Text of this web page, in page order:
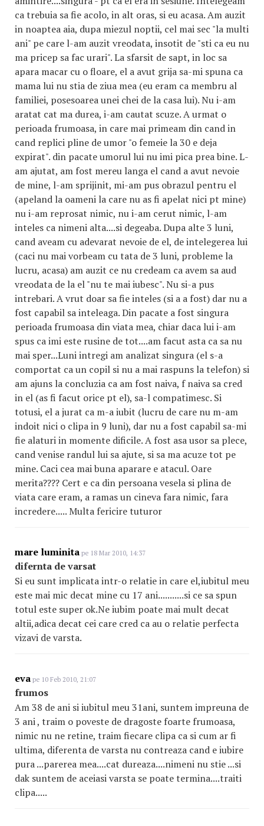
ca trebuia sa fie acolo, in alt oras, si eu acasa. Am auzit
in noaptea aia, dupa miezul noptii, cel mai sec "la multi
ani" pe care l-am auzit vreodata, insotit de "sti ca eu nu
ma pricep sa fac urari". La sfarsit de sapt, in loc sa
apara macar cu o floare, el a avut grija sa-mi spuna ca
mama lui nu stia de ziua mea (eu eram ca membru al
familiei, posesoarea unei chei de la casa lui). Nu i-am
aratat cat ma durea, i-am cautat scuze. A urmat o
perioada frumoasa, in care mai primeam din cand in
cand replici pline de umor "o femeie la 30 e deja
expirat". din pacate umorul lui nu imi pica prea bine. L-
am ajutat, am fost mereu langa el cand a avut nevoie
de mine, l-am sprijinit, mi-am pus obrazul pentru el
(apeland la oameni la care nu as fi apelat nici pt mine)
nu i-am reprosat nimic, nu i-am cerut nimic, l-am
inteles ca nimeni alta....si degeaba. Dupa alte 3 luni,
cand aveam cu adevarat nevoie de el, de intelegerea lui
(caci nu mai vorbeam cu tata de 3 luni, probleme la
lucru, acasa) am auzit ce nu credeam ca avem sa aud
vreodata de la el "nu te mai iubesc". Nu si-a pus
intrebari. A vrut doar sa fie inteles (si a a fost) dar nu a
fost capabil sa inteleaga. Din pacate a fost singura
perioada frumoasa din viata mea, chiar daca lui i-am
spus ca imi este rusine de tot....am facut asta ca sa nu
mai sper...Luni intregi am analizat singura (el s-a
comportat ca un copil si nu a mai raspuns la telefon) si
am ajuns la concluzia ca am fost naiva, f naiva sa cred
in el (as fi facut orice pt el), sa-l compatimesc. Si
totusi, el a jurat ca m-a iubit (lucru de care nu m-am
indoit nici o clipa in 9 luni), dar nu a fost capabil sa-mi
fie alaturi in momente dificile. A fost asa usor sa plece,
cand venise randul lui sa ajute, si sa ma acuze tot pe
mine. Caci cea mai buna aparare e atacul. Oare
merita???? Cert e ca din persoana vesela si plina de
viata care eram, a ramas un cineva fara nimic, fara
incredere..... Multa fericire tuturor
mare luminita pe 18 Mar 2010, 14:37
difernta de varsat
Si eu sunt implicata intr-o relatie in care el,iubitul meu
este mai mic decat mine cu 17 ani...........si ce sa spun
totul este super ok.Ne iubim poate mai mult decat
altii,adica decat cei care cred ca au o relatie perfecta
vizavi de varsta.
eva pe 10 Feb 2010, 21:07
frumos
Am 38 de ani si iubitul meu 31ani, suntem impreuna de
3 ani , traim o poveste de dragoste foarte frumoasa,
nimic nu ne retine, traim fiecare clipa ca si cum ar fi
ultima, diferenta de varsta nu contreaza cand e iubire
pura ...parerea mea....cat dureaza....nimeni nu stie ...si
dak suntem de aceiasi varsta se poate termina....traiti
clipa.....